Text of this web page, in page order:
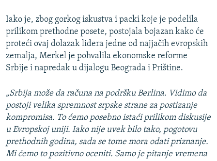
Iako je, zbog gorkog iskustva i packi koje je podelila
prilikom prethodne posete, postojala bojazan kako će
proteći ovaj dolazak lidera jedne od najjačih evropskih
zemalja, Merkel je pohvalila ekonomske reforme
Srbije i napredak u dijalogu Beograda i Prištine.
„Srbija može da računa na podršku Berlina. Vidimo da
postoji velika spremnost srpske strane za postizanje
kompromisa. To ćemo posebno istaći prilikom diskusije
u Evropskoj uniji. Iako nije uvek bilo tako, pogotovu
prethodnih godina, sada se tome mora odati priznanje.
Mi ćemo to pozitivno oceniti. Samo je pitanje vremena